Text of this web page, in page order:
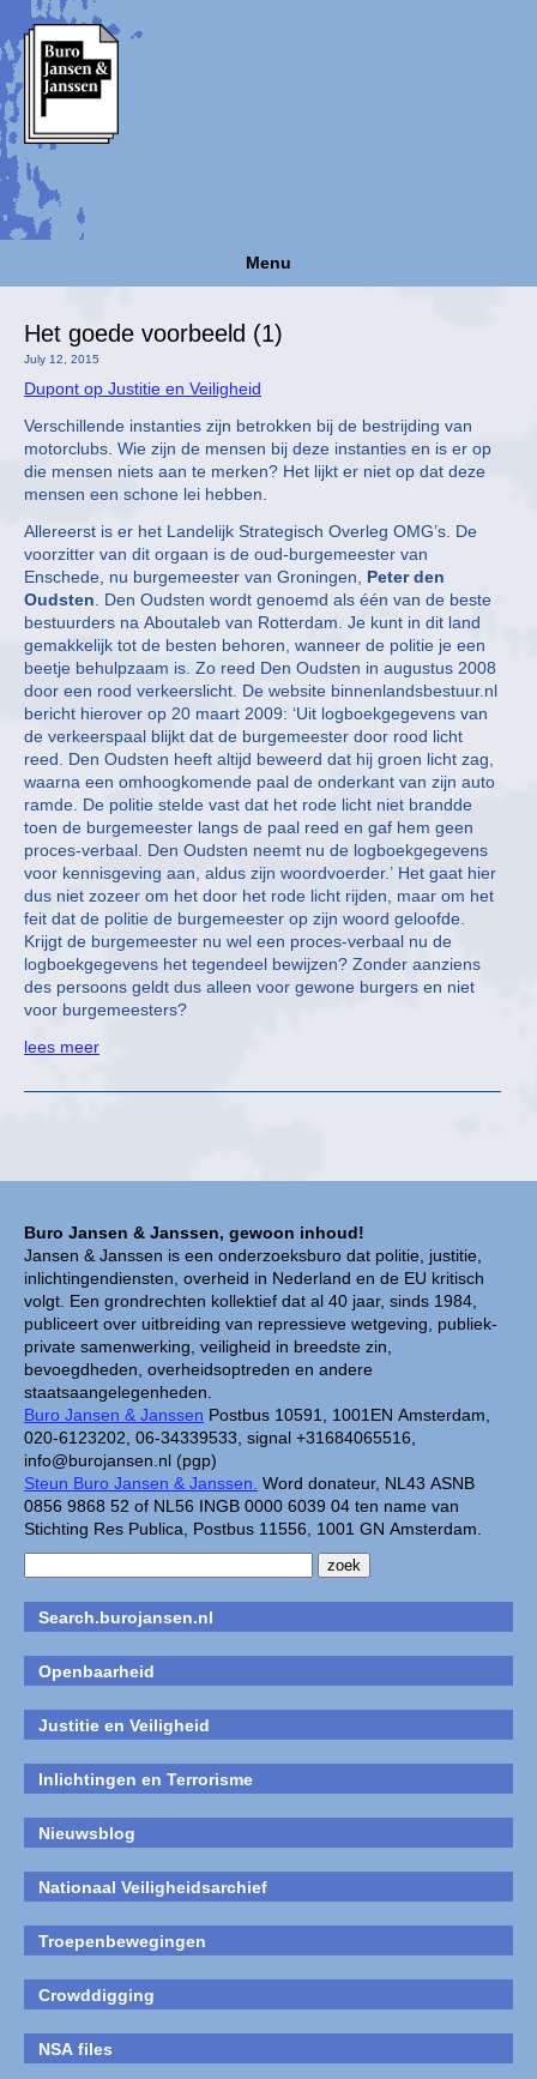
Menu
Buro Jansen & Janssen, gewoon inhoud!
Jansen & Janssen is een onderzoeksburo dat politie, justitie,
inlichtingendiensten, overheid in Nederland en de EU kritisch
volgt. Een grondrechten kollektief dat al 40 jaar, sinds 1984,
publiceert over uitbreiding van repressieve wetgeving, publiek-
private samenwerking, veiligheid in breedste zin,
bevoegdheden, overheidsoptreden en andere
staatsaangelegenheden.
Buro Jansen & Janssen Postbus 10591, 1001EN Amsterdam,
020-6123202, 06-34339533, signal +31684065516,
info@burojansen.nl (pgp)
Steun Buro Jansen & Janssen. Word donateur, NL43 ASNB
0856 9868 52 of NL56 INGB 0000 6039 04 ten name van
Stichting Res Publica, Postbus 11556, 1001 GN Amsterdam.
Search.burojansen.nl
Openbaarheid
Justitie en Veiligheid
Inlichtingen en Terrorisme
Nieuwsblog
Nationaal Veiligheidsarchief
Troepenbewegingen
Crowddigging
NSA files
Het goede voorbeeld (1)
July 12, 2015
Dupont op Justitie en Veiligheid
Verschillende instanties zijn betrokken bij de bestrijding van
motorclubs. Wie zijn de mensen bij deze instanties en is er op
die mensen niets aan te merken? Het lijkt er niet op dat deze
mensen een schone lei hebben.
Allereerst is er het Landelijk Strategisch Overleg OMG’s. De
voorzitter van dit orgaan is de oud-burgemeester van
Enschede, nu burgemeester van Groningen, Peter den
Oudsten . Den Oudsten wordt genoemd als één van de beste
bestuurders na Aboutaleb van Rotterdam. Je kunt in dit land
gemakkelijk tot de besten behoren, wanneer de politie je een
beetje behulpzaam is. Zo reed Den Oudsten in augustus 2008
door een rood verkeerslicht. De website binnenlandsbestuur.nl
bericht hierover op 20 maart 2009: ‘Uit logboekgegevens van
de verkeerspaal blijkt dat de burgemeester door rood licht
reed. Den Oudsten heeft altijd beweerd dat hij groen licht zag,
waarna een omhoogkomende paal de onderkant van zijn auto
ramde. De politie stelde vast dat het rode licht niet brandde
toen de burgemeester langs de paal reed en gaf hem geen
proces-verbaal. Den Oudsten neemt nu de logboekgegevens
voor kennisgeving aan, aldus zijn woordvoerder.’ Het gaat hier
dus niet zozeer om het door het rode licht rijden, maar om het
feit dat de politie de burgemeester op zijn woord geloofde.
Krijgt de burgemeester nu wel een proces-verbaal nu de
logboekgegevens het tegendeel bewijzen? Zonder aanziens
des persoons geldt dus alleen voor gewone burgers en niet
voor burgemeesters?
lees meer